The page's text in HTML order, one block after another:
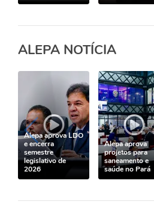
ALEPA NOTÍCIA
Alepa aprova LDO
e encerra
semestre
legislativo de
2026
Alepa aprova
projetos para
saneamento e
saúde no Pará